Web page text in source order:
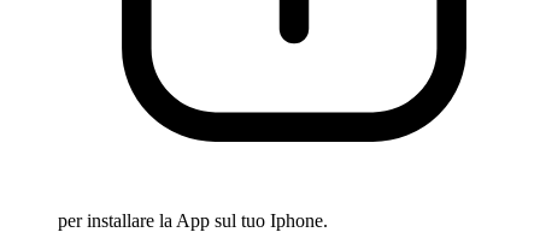
per installare la App sul tuo Iphone.